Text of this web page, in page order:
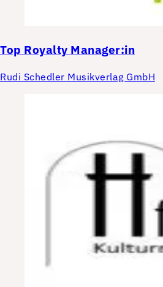
Top Royalty Manager:in
Rudi Schedler Musikverlag GmbH